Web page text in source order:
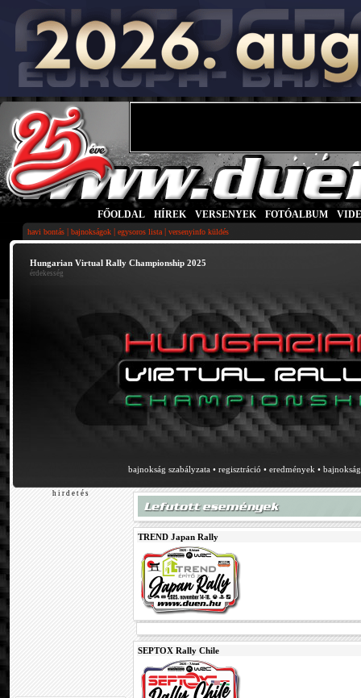
FŐOLDAL HÍREK VERSENYEK FOTÓALBUM
havi bontás | bajnokságok | egysoros lista | versenyinfo küldés
Hungarian Virtual Rally Championship 2025
érdekesség
bajnokság szabályzata • regisztráció • eredmények •
h i r d e t é s
TREND Japan Rally
SEPTOX Rally Chile